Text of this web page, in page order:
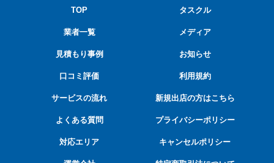
TOP
業者一覧
見積もり事例
口コミ評価
サービスの流れ
よくある質問
対応エリア
タスクル
メディア
お知らせ
利用規約
新規出店の方はこちら
プライバシーポリシー
キャンセルポリシー